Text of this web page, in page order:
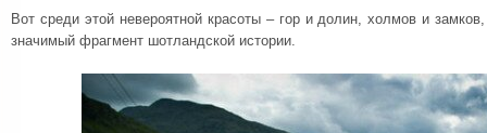
Вот среди этой невероятной красоты – гор и долин, холмов и
значимый фрагмент шотландской истории.